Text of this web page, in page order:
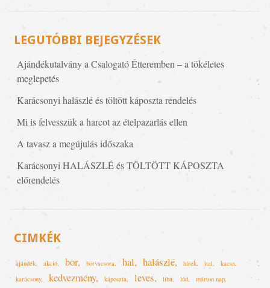
LEGUTÓBBI BEJEGYZÉSEK
Ajándékutalvány a Csalogató Étteremben – a tökéletes
meglepetés
Karácsonyi halászlé és töltött káposzta rendelés
Mi is felvesszük a harcot az ételpazarlás ellen
A tavasz a megújulás időszaka
Karácsonyi HALÁSZLÉ és TÖLTÖTT KÁPOSZTA
előrendelés
CIMKÉK
ajándék akció bor borvacsora hal halászlé hírek ital
kacsa
karácsony
kedvezmény káposzta leves liba lúd márton nap